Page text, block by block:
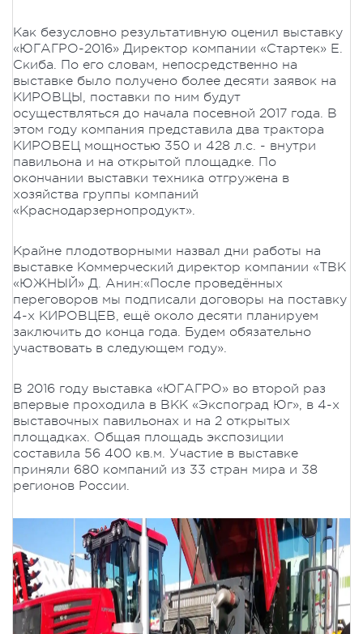
Как безусловно результативную оценил выставку
«ЮГАГРО-2016» Директор компании «Стартек» Е.
Скиба. По его словам, непосредственно на
выставке было получено более десяти заявок на
КИРОВЦЫ, поставки по ним будут
осуществляться до начала посевной 2017 года. В
этом году компания представила два трактора
КИРОВЕЦ мощностью 350 и 428 л.с. - внутри
павильона и на открытой площадке. По
окончании выставки техника отгружена в
хозяйства группы компаний
«Краснодарзернопродукт».
Крайне плодотворными назвал дни работы на
выставке Коммерческий директор компании «ТВК
«ЮЖНЫЙ» Д. Анин:«После проведённых
переговоров мы подписали договоры на поставку
4-х КИРОВЦЕВ, ещё около десяти планируем
заключить до конца года. Будем обязательно
участвовать в следующем году».
В 2016 году выставка «ЮГАГРО» во второй раз
впервые проходила в ВКК «Экспоград Юг», в 4-х
выставочных павильонах и на 2 открытых
площадках. Общая площадь экспозиции
составила 56 400 кв.м. Участие в выставке
приняли 680 компаний из 33 стран мира и 38
регионов России.